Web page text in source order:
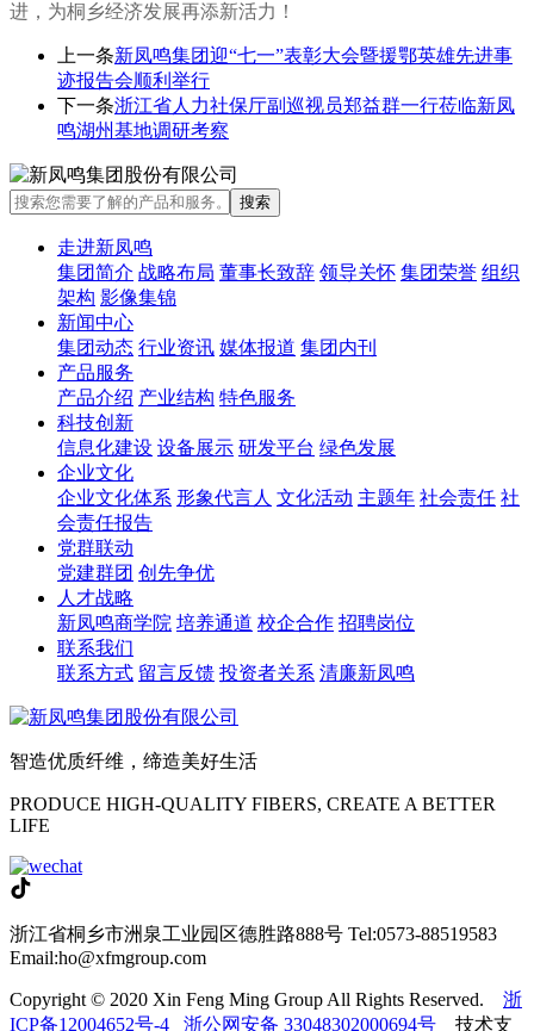
进，为桐乡经济发展再添新活力！
上一条新凤鸣集团迎“七一”表彰大会暨援鄂英雄先进事
迹报告会顺利举行
下一条浙江省人力社保厅副巡视员郑益群一行莅临新凤
鸣湖州基地调研考察
走进新凤鸣
集团简介 战略布局 董事长致辞 领导关怀 集团荣誉 组织
架构 影像集锦
新闻中心
集团动态 行业资讯 媒体报道 集团内刊
产品服务
产品介绍 产业结构 特色服务
科技创新
信息化建设 设备展示 研发平台 绿色发展
企业文化
企业文化体系 形象代言人 文化活动 主题年 社会责任 社
会责任报告
党群联动
党建群团 创先争优
人才战略
新凤鸣商学院 培养通道 校企合作 招聘岗位
联系我们
联系方式 留言反馈 投资者关系 清廉新凤鸣
智造优质纤维，缔造美好生活
PRODUCE HIGH-QUALITY FIBERS, CREATE A BETTER
LIFE
浙江省桐乡市洲泉工业园区德胜路888号 Tel:0573-88519583
Email:ho@xfmgroup.com
Copyright © 2020 Xin Feng Ming Group All Rights Reserved. 浙
ICP备12004652号-4
浙公网安备 33048302000694号 技术支